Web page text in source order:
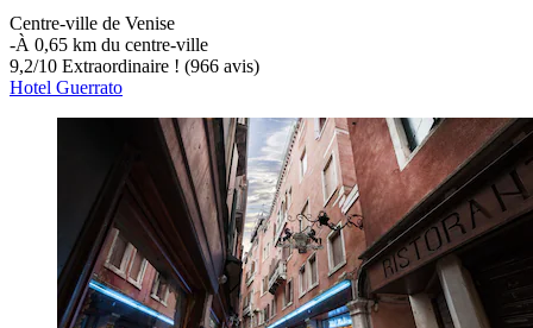
Centre-ville de Venise
‐À 0,65 km du centre-ville
9,2/10 Extraordinaire ! (966 avis)
Hotel Guerrato